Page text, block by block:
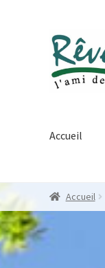
Skip
to
navigation
Skip
to
content
Accueil
Accueil